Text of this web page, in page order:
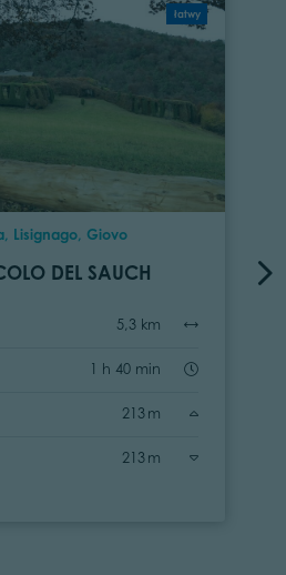
łatwy
Lisignago, Giovo
DEL SAUCH
5,3 km
1 h 40 min
213 m
213 m